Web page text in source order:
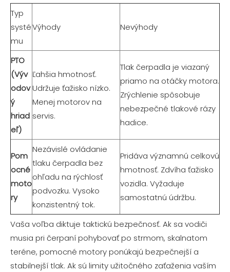
Typ
systé
mu
Výhody Nevýhody
PTO
(Výv
odov
ý
hriad
eľ)
Ľahšia hmotnosť.
Udržuje ťažisko nízko.
Menej motorov na
servis.
Tlak čerpadla je viazaný
priamo na otáčky motora.
Zrýchlenie spôsobuje
nebezpečné tlakové rázy
hadice.
Pom
ocné
moto
ry
Nezávislé ovládanie
tlaku čerpadla bez
ohľadu na rýchlosť
podvozku. Vysoko
konzistentný tok.
Pridáva významnú celkovú
hmotnosť. Zdvíha ťažisko
vozidla. Vyžaduje
samostatnú údržbu.
Vaša voľba diktuje taktickú bezpečnosť. Ak sa vodiči
musia pri čerpaní pohybovať po strmom, skalnatom
teréne, pomocné motory ponúkajú bezpečnejší a
stabilnejší tlak. Ak sú limity užitočného zaťaženia vaším